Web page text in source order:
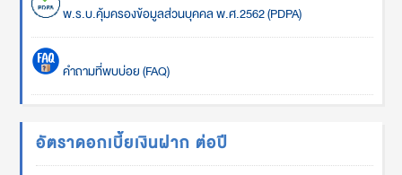
พ.ร.บ.คุ้มครองข้อมูลส่วนบุคคล พ.ศ.2562 (PDPA)
คำถามที่พบบ่อย (FAQ)
อัตราดอกเบี้ยเงินฝาก ต่อปี